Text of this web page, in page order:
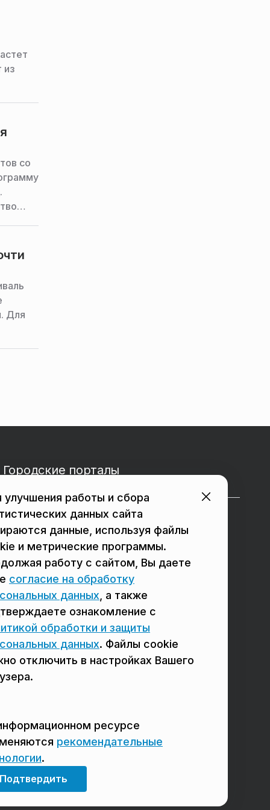
из
со
Для
Городские порталы
в Реутове в Балашихе
в Сергиевом Посаде в Люберцах
в Домодедово в Щёлково
Мы в соцсетях
улучшения работы и сбора
данных сайта
данные, используя файлы
и метрические программы.
работу с сайтом, Вы даете
согласие на обработку
данных , а также
ознакомление с
обработки и защиты
данных. Файлы cookie
отключить в настройках Вашего
ресурсе
рекомендательные
.
Подтвердить